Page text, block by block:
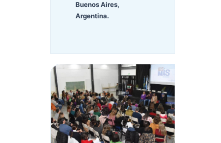
Buenos Aires,
Argentina.